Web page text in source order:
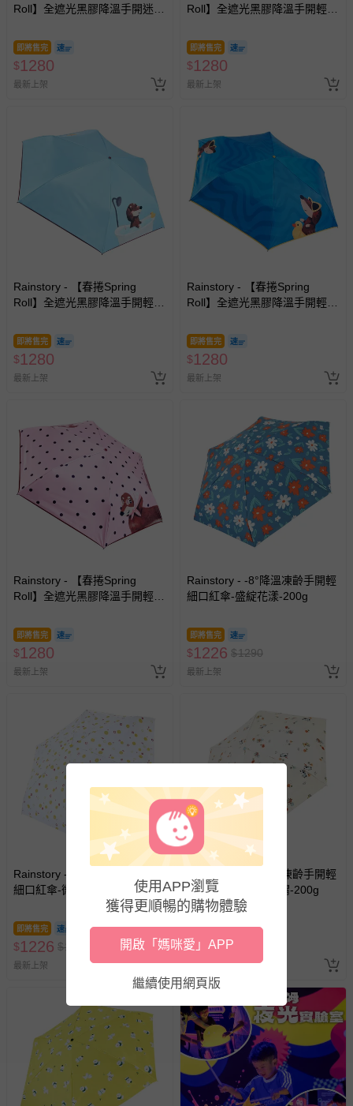
其他常見問題：
運送服務：目前提供的運送僅限台灣本島。如您位於離島地
亦保留出貨與否的權利。離島、偏遠地區、樓層親送等加價
費用，可能會另需加收。
商品實際的配達日期，可於訂單個人資料內的查詢訂單內，
已出貨通知之訊息為主。
如您收到商品，請依正常流程檢查是否完好，若商品遇瑕疵
情形，您可申請更換新品或退貨，請見：
退貨的辦理流程。
若您對於會員帳號、商品訂購與資訊、購物流程、付款方
問，你可詳見：媽咪愛客服中心。
預購商品：預購為海外同步代購，遇缺貨即會通知媽咪並協
商品如因「價格、組合」等錯誤原因，導致無法安排出貨，
會主動以簡訊及mail通知訂單取消事宜，並將提供適當補
償。
Roll】全遮光黑膠降溫手開迷你
即將售完
$1280
最新上架
Roll】全遮光黑膠降溫手開輕細
即將售完
$1280
最新上架
Rainstory - 【春捲Spring
Roll】全遮光黑膠降溫手開輕細
即將售完
$1280
最新上架
Rainstory - 【春捲Spring
Roll】全遮光黑膠降溫手開輕細
即將售完
$1280
最新上架
Rainstory - 【春捲Spring
Roll】全遮光黑膠降溫手開輕細
即將售完
$1280
最新上架
Rainstory - -8°降溫凍齡手開輕
細口紅傘-盛綻花漾-200g
即將售完
$1226 $1290
最新上架
Rainstory - -8°降溫凍齡手開輕
細口紅傘-微笑圈圈-200g
即將售完
$1226 $1290
最新上架
Rainstory - -8°降溫凍齡手開輕
細口紅傘-撐傘的刺蝟-200g
即將售完
$1226 $
最新上架
使用APP瀏覽
獲得更順暢的購物體驗
開啟「媽咪愛」APP
繼續使用網頁版